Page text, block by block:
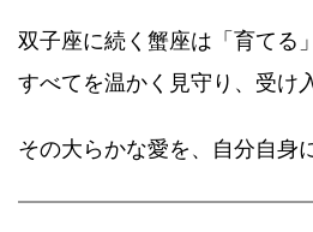
双子座に続く蟹座は「育てる
すべてを温かく見守り、受け
その大らかな愛を、自分自身